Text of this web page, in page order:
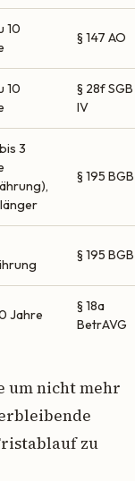
10
§ 147 AO
10
§ 28f SGB
IV
3
§ 195 BGB
§ 195 BGB
Jahre
§ 18a
BetrAVG
um nicht mehr
zu